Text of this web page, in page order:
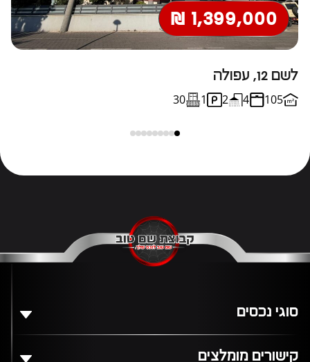
1,399,000 ₪
לשם 12, עפולה
105
4
2
1
30
סוגי נכסים
קישורים מומלצים